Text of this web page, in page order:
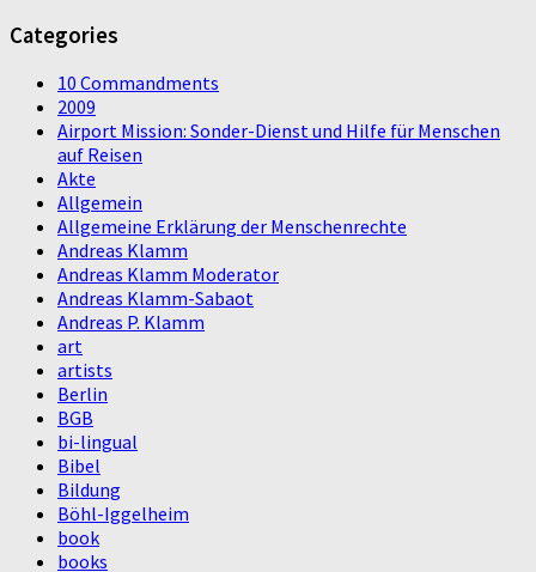
Categories
10 Commandments
2009
Airport Mission: Sonder-Dienst und Hilfe für Menschen
auf Reisen
Akte
Allgemein
Allgemeine Erklärung der Menschenrechte
Andreas Klamm
Andreas Klamm Moderator
Andreas Klamm-Sabaot
Andreas P. Klamm
art
artists
Berlin
BGB
bi-lingual
Bibel
Bildung
Böhl-Iggelheim
book
books